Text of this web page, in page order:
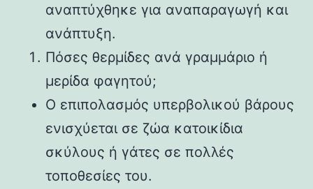
αναπτύχθηκε για αναπαραγωγή και
ανάπτυξη.
Πόσες θερμίδες ανά γραμμάριο ή
μερίδα φαγητού;
Ο επιπολασμός υπερβολικού βάρους
ενισχύεται σε ζώα κατοικίδια
σκύλους ή γάτες σε πολλές
τοποθεσίες του.